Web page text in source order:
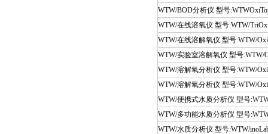
WTW/BOD分析仪 型号
WTW/在线溶氧仪 型号:WTW/
WTW/在线溶解氧仪 型号:WTW/
WTW/实验室溶解氧仪 型号:WTW/
WTW/溶解氧分析仪 型号:WTW/
WTW/溶解氧分析仪 型号:WTW/
WTW/便携式水质分析仪 型号
WTW/多功能水质分析仪 型号
WTW/水质分析仪 型号:WTW/